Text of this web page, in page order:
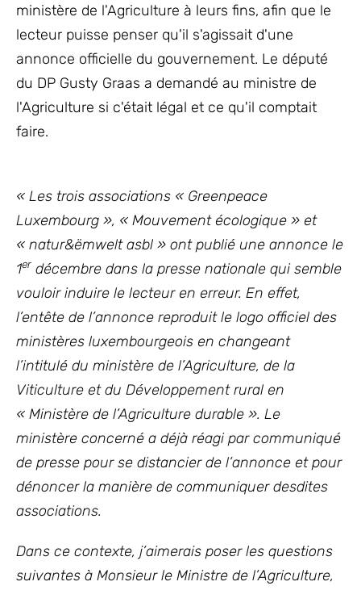
ministère de l'Agriculture à leurs fins, afin que le
lecteur puisse penser qu'il s'agissait d'une
annonce officielle du gouvernement. Le député
du DP Gusty Graas a demandé au ministre de
l'Agriculture si c'était légal et ce qu'il comptait
faire.
« Les trois associations « Greenpeace
Luxembourg », « Mouvement écologique » et
« natur&ëmwelt asbl » ont publié une annonce le
1er décembre dans la presse nationale qui semble
vouloir induire le lecteur en erreur. En effet,
l’entête de l’annonce reproduit le logo officiel des
ministères luxembourgeois en changeant
l’intitulé du ministère de l’Agriculture, de la
Viticulture et du Développement rural en
« Ministère de l’Agriculture durable ». Le
ministère concerné a déjà réagi par communiqué
de presse pour se distancier de l’annonce et pour
dénoncer la manière de communiquer desdites
associations.
Dans ce contexte, j’aimerais poser les questions
suivantes à Monsieur le Ministre de l’Agriculture,